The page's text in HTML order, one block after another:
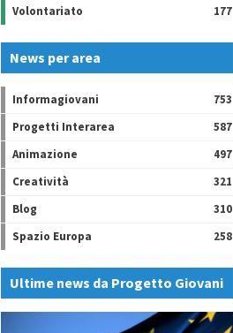
Volontariato
177
News per area
Informagiovani
753
Progetti Interarea
587
Animazione
497
Creatività
321
Blog
310
Spazio Europa
258
Ultime news da Progetto Giovani